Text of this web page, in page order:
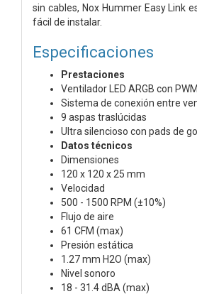
sin cables, Nox Hummer Easy Link
fácil de instalar.
Especificaciones
Prestaciones
Ventilador LED ARGB con PWM
Sistema de conexión entre
9 aspas traslúcidas
Ultra silencioso con pads de
Datos técnicos
Dimensiones
120 x 120 x 25 mm
Velocidad
500 - 1500 RPM (±10%)
Flujo de aire
61 CFM (max)
Presión estática
1.27 mm H2O (max)
Nivel sonoro
18 - 31.4 dBA (max)